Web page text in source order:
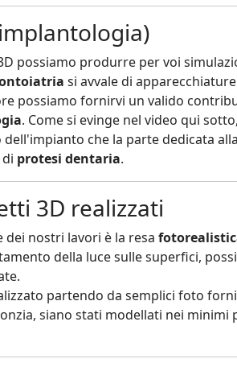
possiamo produrre per voi
si avvale di
possiamo fornirvi un valido
. Come si evinge nel video qui
che la parte dedicata
protesi dentaria.
3D realizzati
nostri lavori è la resa
della luce sulle superfici,
partendo da semplici foto
siano stati modellati nei